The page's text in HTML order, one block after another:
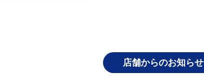
店舗からのお知らせ